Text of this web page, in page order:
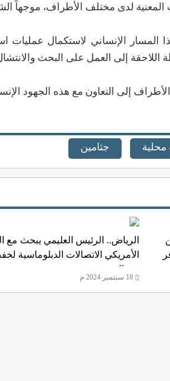
لدى مختلف الأطراف، موجهاً
المسار الإنساني لاستكمال عمليات
اللاحقة إلى العمل على البحث
إلى التعاون مع هذه الجهود
جثامين
الرياض.. الرئيس العليمي يبحث مع
الأمريكي الاتصالات الدبلوماسية
في اليمن
18 سبتمبر 2024 م